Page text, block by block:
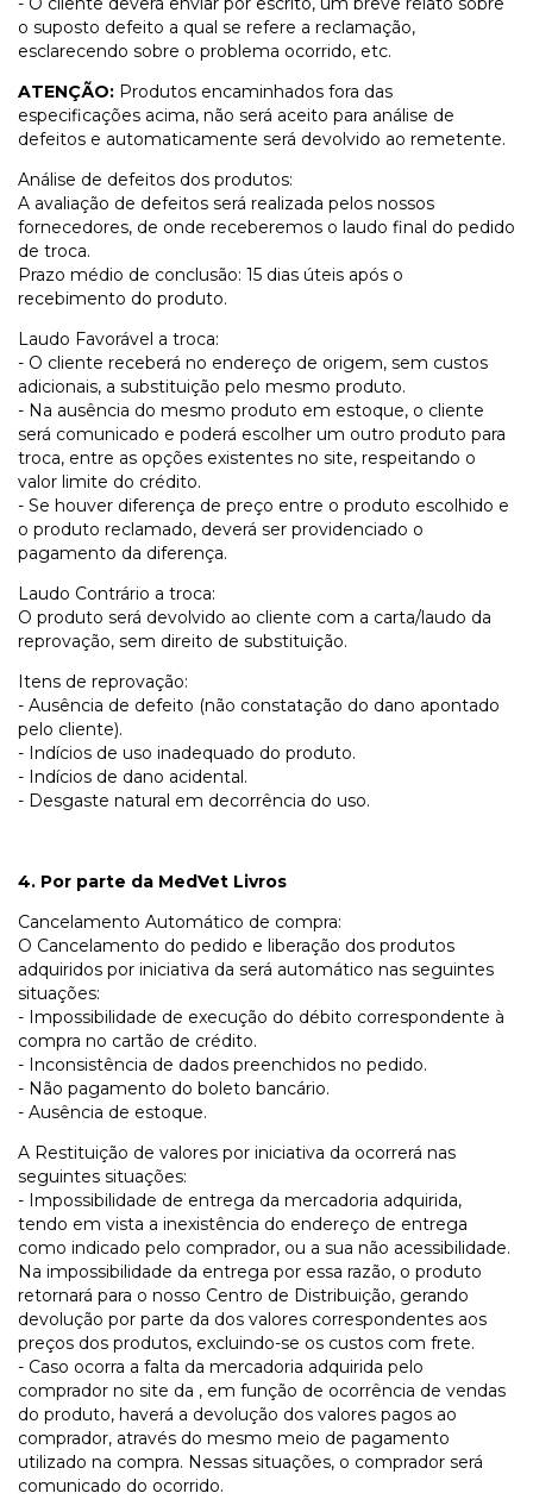
o suposto defeito a qual se refere a reclamação,
esclarecendo sobre o problema ocorrido, etc.
ATENÇÃO: Produtos encaminhados fora das
especificações acima, não será aceito para análise de
defeitos e automaticamente será devolvido ao remetente.
Análise de defeitos dos produtos:
A avaliação de defeitos será realizada pelos nossos
fornecedores, de onde receberemos o laudo final do pedido
de troca.
Prazo médio de conclusão: 15 dias úteis após o
recebimento do produto.
Laudo Favorável a troca:
- O cliente receberá no endereço de origem, sem custos
adicionais, a substituição pelo mesmo produto.
- Na ausência do mesmo produto em estoque, o cliente
será comunicado e poderá escolher um outro produto para
troca, entre as opções existentes no site, respeitando o
valor limite do crédito.
- Se houver diferença de preço entre o produto escolhido e
o produto reclamado, deverá ser providenciado o
pagamento da diferença.
Laudo Contrário a troca:
O produto será devolvido ao cliente com a carta/laudo da
reprovação, sem direito de substituição.
Itens de reprovação:
- Ausência de defeito (não constatação do dano apontado
pelo cliente).
- Indícios de uso inadequado do produto.
- Indícios de dano acidental.
- Desgaste natural em decorrência do uso.
4. Por parte da MedVet Livros
Cancelamento Automático de compra:
O Cancelamento do pedido e liberação dos produtos
adquiridos por iniciativa da será automático nas seguintes
situações:
- Impossibilidade de execução do débito correspondente à
compra no cartão de crédito.
- Inconsistência de dados preenchidos no pedido.
- Não pagamento do boleto bancário.
- Ausência de estoque.
A Restituição de valores por iniciativa da ocorrerá nas
seguintes situações:
- Impossibilidade de entrega da mercadoria adquirida,
tendo em vista a inexistência do endereço de entrega
como indicado pelo comprador, ou a sua não acessibilidade.
Na impossibilidade da entrega por essa razão, o produto
retornará para o nosso Centro de Distribuição, gerando
devolução por parte da dos valores correspondentes aos
preços dos produtos, excluindo-se os custos com frete.
- Caso ocorra a falta da mercadoria adquirida pelo
comprador no site da , em função de ocorrência de vendas
do produto, haverá a devolução dos valores pagos ao
comprador, através do mesmo meio de pagamento
utilizado na compra. Nessas situações, o comprador será
comunicado do ocorrido.